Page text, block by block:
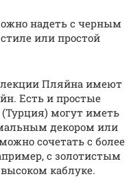
надеть с черным
или простой
Пляйна имеют
Есть и простые
могут иметь
декором или
сочетать с более
с золотистым
каблуке.